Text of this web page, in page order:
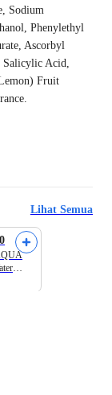
Sodium
Phenylethyl
Ascorbyl
Salicylic Acid,
Fruit
Lihat Semua